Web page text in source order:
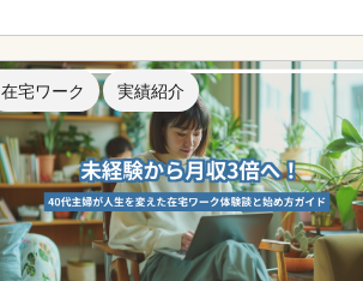
在宅ワーク 実績紹介